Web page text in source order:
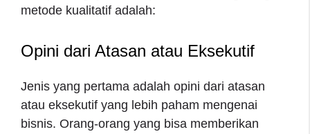
metode kualitatif adalah:
Opini dari Atasan atau Eksekutif
Jenis yang pertama adalah opini dari atasan
atau eksekutif yang lebih paham mengenai
bisnis. Orang-orang yang bisa memberikan